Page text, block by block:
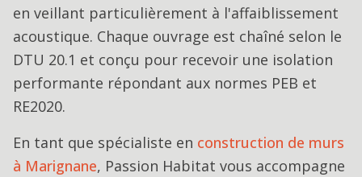
en veillant particulièrement à l'affaiblissement
acoustique. Chaque ouvrage est chaîné selon le
DTU 20.1 et conçu pour recevoir une isolation
performante répondant aux normes PEB et
RE2020.
En tant que spécialiste en construction de murs
à Marignane, Passion Habitat vous accompagne